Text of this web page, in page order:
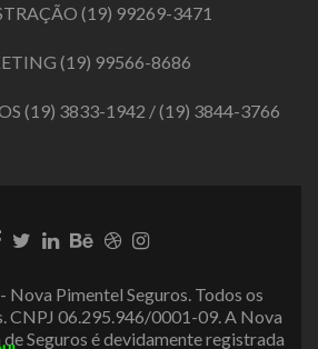
(19) 99269-3471
(19) 99566-8686
(19) 3833-1942 /(19) 3844-3766
LinkLinkLink LinkLink
Pimentel Seguros. Todos os
CNPJ 06.295.946/0001-09. A Nova
Seguros é devidamente registrada